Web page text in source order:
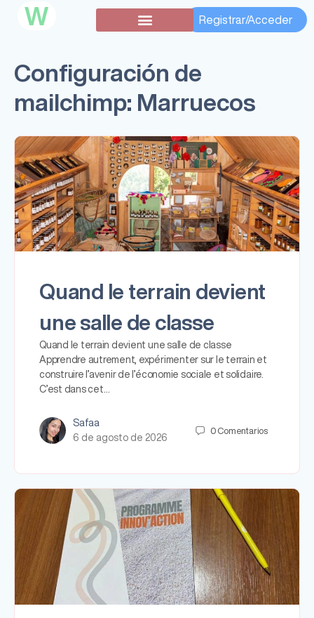
W Registrar/Acceder
Configuración de
mailchimp: Marruecos
Quand le terrain devient
une salle de classe
Quand le terrain devient une salle de classe
Apprendre autrement, expérimenter sur le terrain et
construire l’avenir de l’économie sociale et solidaire.
C’est dans cet…
Safaa
6 de agosto de 2026
0 Comentarios